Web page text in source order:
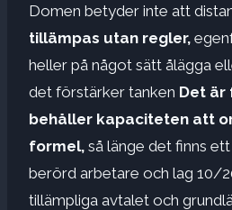
Domen betyder inte att
tillämpas utan regler,
heller på något sätt ålägga
det förstärker tanken Det är
behåller kapaciteten att
formel, så länge det finns
berörd arbetare och lag 10/
tillämpliga avtalet och